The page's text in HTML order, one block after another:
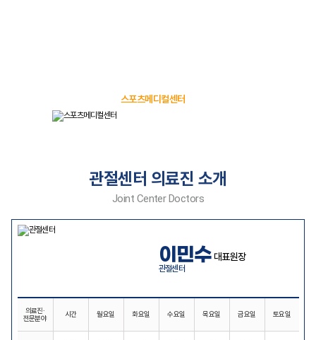
스포츠메디컬센터
관절센터 의료진 소개
Joint Center Doctors
이민수 대표원장
관절센터
의료진·
전문분야
시간 월요일 화요일 수요일 목요일 금요일 토요일